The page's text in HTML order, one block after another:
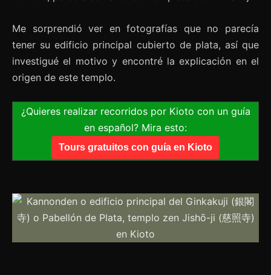
Me sorprendió ver en fotografías que no parecía
tener su edificio principal cubierto de plata, así que
investigué el motivo y encontré la explicación en el
origen de este templo.
¿Quieres realizar recorridos por Kioto con un guía
en español? Mira esto:
Tours gratuitos con guía en Kioto